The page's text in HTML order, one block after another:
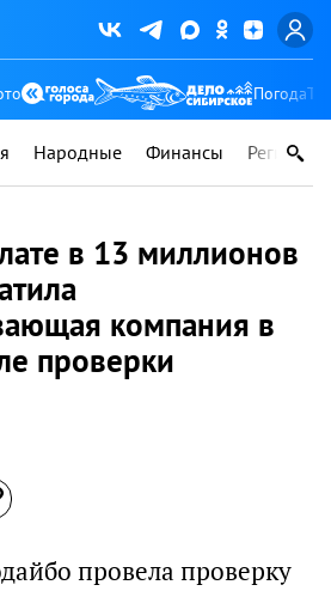
Погода
Народные Финансы Регионы
в 13 миллионов
компания в
проверки
провела проверку